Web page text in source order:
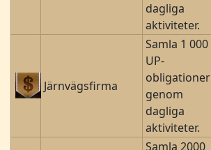
dagliga
aktiviteter.
Järnvägsfirma
Samla 1 000
UP-
obligationer
genom
dagliga
aktiviteter.
Samla 2000